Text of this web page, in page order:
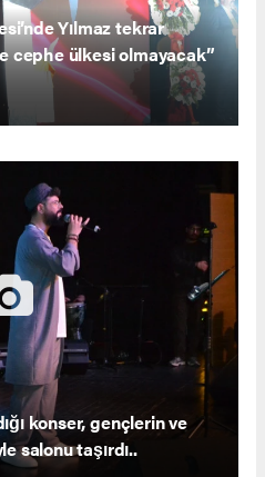
Yılmaz tekrar
cephe ülkesi olmayacak”
konser, gençlerin ve
salonu taşırdı..